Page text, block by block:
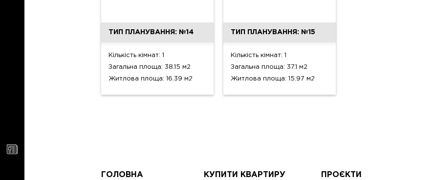
ТИП ПЛАНУВАННЯ: №14
Кількість кімнат: 1
Загальна площа: 38.15 м2
Житлова площа: 16.39 м2
ТИП ПЛАНУВАННЯ: №15
Кількість кімнат: 1
Загальна площа: 37.1 м2
Житлова площа: 15.97 м2
ГОЛОВНА КУПИТИ КВАРТИРУ ПРОЄКТИ